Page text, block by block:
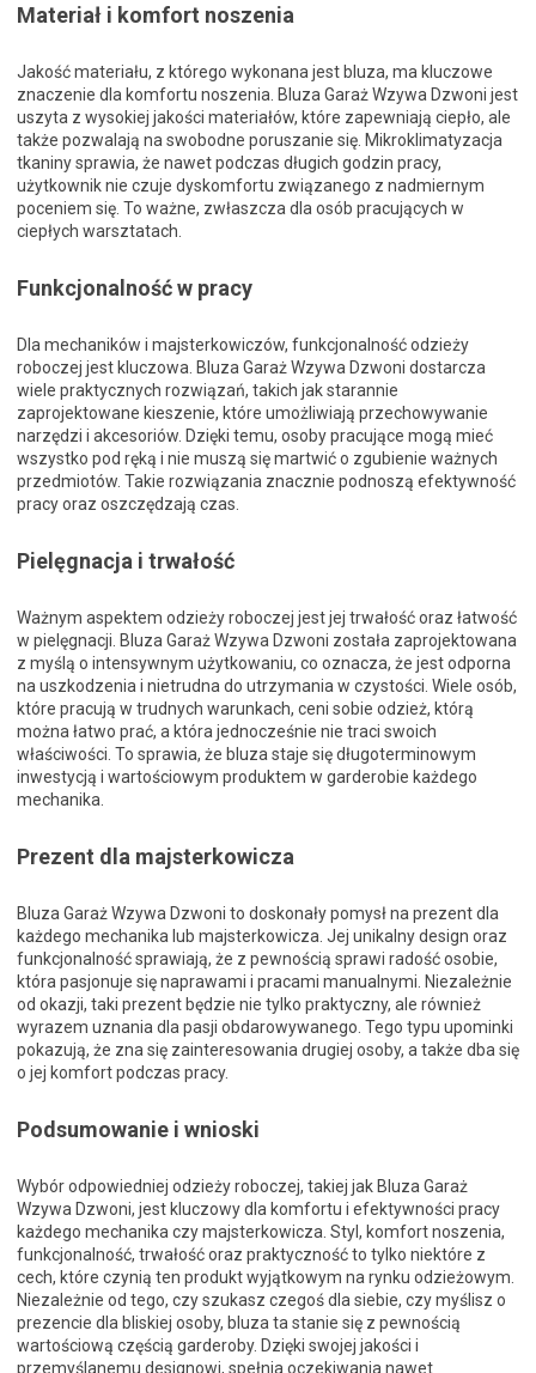
Materiał i komfort noszenia
Jakość materiału, z którego wykonana jest bluza, ma kluczowe
znaczenie dla komfortu noszenia. Bluza Garaż Wzywa Dzwoni jest
uszyta z wysokiej jakości materiałów, które zapewniają ciepło, ale
także pozwalają na swobodne poruszanie się. Mikroklimatyzacja
tkaniny sprawia, że nawet podczas długich godzin pracy,
użytkownik nie czuje dyskomfortu związanego z nadmiernym
poceniem się. To ważne, zwłaszcza dla osób pracujących w
ciepłych warsztatach.
Funkcjonalność w pracy
Dla mechaników i majsterkowiczów, funkcjonalność odzieży
roboczej jest kluczowa. Bluza Garaż Wzywa Dzwoni dostarcza
wiele praktycznych rozwiązań, takich jak starannie
zaprojektowane kieszenie, które umożliwiają przechowywanie
narzędzi i akcesoriów. Dzięki temu, osoby pracujące mogą mieć
wszystko pod ręką i nie muszą się martwić o zgubienie ważnych
przedmiotów. Takie rozwiązania znacznie podnoszą efektywność
pracy oraz oszczędzają czas.
Pielęgnacja i trwałość
Ważnym aspektem odzieży roboczej jest jej trwałość oraz łatwość
w pielęgnacji. Bluza Garaż Wzywa Dzwoni została zaprojektowana
z myślą o intensywnym użytkowaniu, co oznacza, że jest odporna
na uszkodzenia i nietrudna do utrzymania w czystości. Wiele osób,
które pracują w trudnych warunkach, ceni sobie odzież, którą
można łatwo prać, a która jednocześnie nie traci swoich
właściwości. To sprawia, że bluza staje się długoterminowym
inwestycją i wartościowym produktem w garderobie każdego
mechanika.
Prezent dla majsterkowicza
Bluza Garaż Wzywa Dzwoni to doskonały pomysł na prezent dla
każdego mechanika lub majsterkowicza. Jej unikalny design oraz
funkcjonalność sprawiają, że z pewnością sprawi radość osobie,
która pasjonuje się naprawami i pracami manualnymi. Niezależnie
od okazji, taki prezent będzie nie tylko praktyczny, ale również
wyrazem uznania dla pasji obdarowywanego. Tego typu upominki
pokazują, że zna się zainteresowania drugiej osoby, a także dba się
o jej komfort podczas pracy.
Podsumowanie i wnioski
Wybór odpowiedniej odzieży roboczej, takiej jak Bluza Garaż
Wzywa Dzwoni, jest kluczowy dla komfortu i efektywności pracy
każdego mechanika czy majsterkowicza. Styl, komfort noszenia,
funkcjonalność, trwałość oraz praktyczność to tylko niektóre z
cech, które czynią ten produkt wyjątkowym na rynku odzieżowym.
Niezależnie od tego, czy szukasz czegoś dla siebie, czy myślisz o
prezencie dla bliskiej osoby, bluza ta stanie się z pewnością
wartościową częścią garderoby. Dzięki swojej jakości i
przemyślanemu designowi, spełnia oczekiwania nawet